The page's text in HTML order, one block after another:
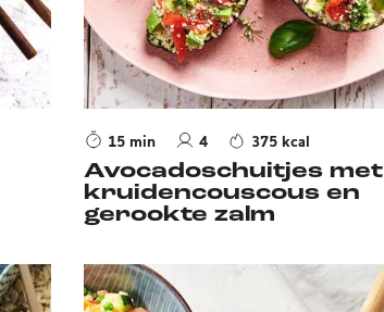
15 min 4 375 kcal
Avocadoschuitjes met
kruidencouscous en
gerookte zalm